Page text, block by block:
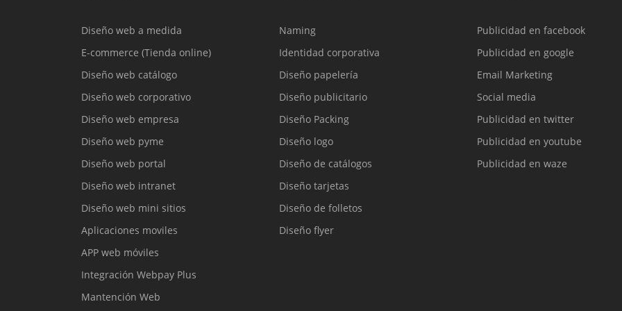
Diseño web a medida
E-commerce (Tienda online)
Diseño web catálogo
Diseño web corporativo
Diseño web empresa
Diseño web pyme
Diseño web portal
Diseño web intranet
Diseño web mini sitios
Aplicaciones moviles
APP web móviles
Integración Webpay Plus
Mantención Web
Naming
Identidad corporativa
Diseño papelería
Diseño publicitario
Diseño Packing
Diseño logo
Diseño de catálogos
Diseño tarjetas
Diseño de folletos
Diseño flyer
Publicidad en facebook
Publicidad en google
Email Marketing
Social media
Publicidad en twitter
Publicidad en youtube
Publicidad en waze